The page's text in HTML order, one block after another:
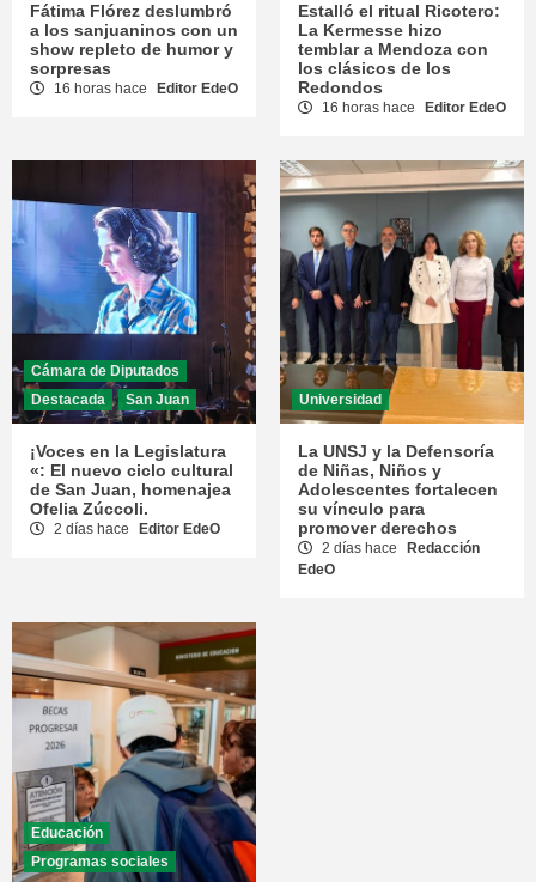
Fátima Flórez deslumbró
a los sanjuaninos con un
show repleto de humor y
sorpresas
16 horas hace Editor EdeO
Estalló el ritual Ricotero:
La Kermesse hizo
temblar a Mendoza con
los clásicos de los
Redondos
16 horas hace Editor EdeO
Cámara de Diputados
Destacada
San Juan
¡Voces en la Legislatura
«: El nuevo ciclo cultural
de San Juan, homenajea
Ofelia Zúccoli.
2 días hace Editor EdeO
Universidad
La UNSJ y la Defensoría
de Niñas, Niños y
Adolescentes fortalecen
su vínculo para
promover derechos
2 días hace
Redacción
EdeO
Educación
Programas sociales